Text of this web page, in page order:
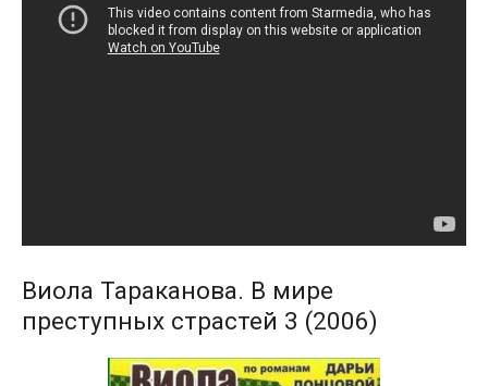
Виола Тараканова. В мире
преступных страстей 3 (2006)